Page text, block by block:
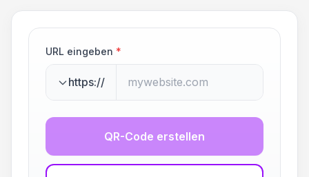
URL eingeben *
https://
QR-Code erstellen